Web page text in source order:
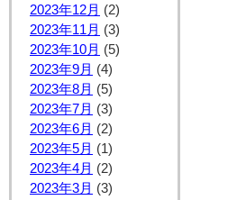
2023年12月 (2)
2023年11月 (3)
2023年10月 (5)
2023年9月 (4)
2023年8月 (5)
2023年7月 (3)
2023年6月 (2)
2023年5月 (1)
2023年4月 (2)
2023年3月 (3)